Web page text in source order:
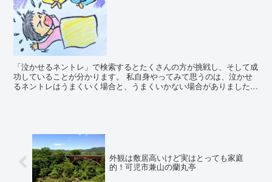
「泣かせるネントレ」で検索するとたくさんの方が挑戦し、そして成
功していることが分かります。 私自身やってみて思うのは、泣かせ
るネントレはうまくいく場合と、うまくいかない場合がありました。
外観は敷居高いけど実はとっても家庭
的！可児市兼山の蘭丸亭